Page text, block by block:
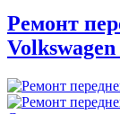
Ремонт